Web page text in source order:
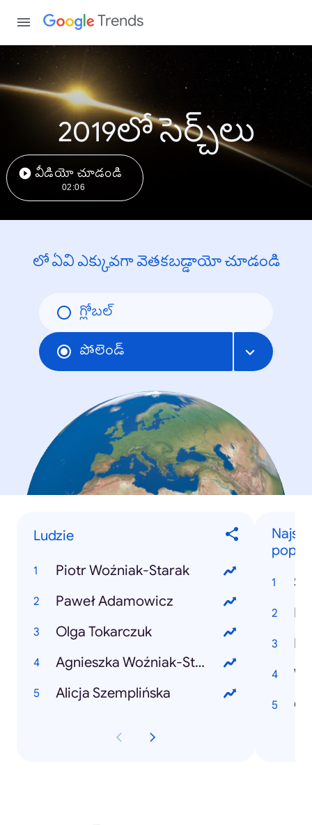
Trends
2019లో సెర్చ్‌లు
వీడియో చూడండి
02:06
లో ఏవి ఎక్కువగా వెతకబడ్డాయో చూడండి
గ్లోబల్
పోలెండ్
Ludzie
Piotr Woźniak-Starak
Paweł Adamowicz
Olga Tokarczuk
Agnieszka Woźniak-Starak
Alicja Szemplińska